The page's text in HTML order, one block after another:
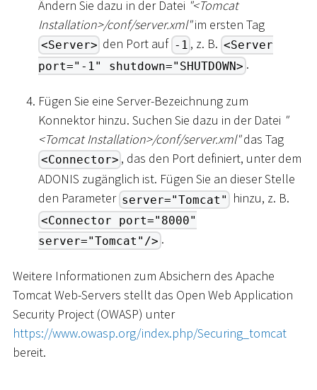
Ändern Sie dazu in der Datei "<Tomcat
Installation>/conf/server.xml"im ersten Tag
<Server> den Port auf -1 , z. B.<Server
port="-1" shutdown="SHUTDOWN> .
Fügen Sie eine Server-Bezeichnung zum
Konnektor hinzu. Suchen Sie dazu in der Datei "
<Tomcat Installation>/conf/server.xml"das Tag
<Connector> , das den Port definiert, unter dem
ADONIS zugänglich ist. Fügen Sie an dieser Stelle
den Parameter server="Tomcat" hinzu, z. B.
<Connector port="8000"
server="Tomcat"/> .
Weitere Informationen zum Absichern des Apache
Tomcat Web-Servers stellt das Open Web Application
Security Project (OWASP) unter
https://www.owasp.org/index.php/Securing_tomcat
bereit.